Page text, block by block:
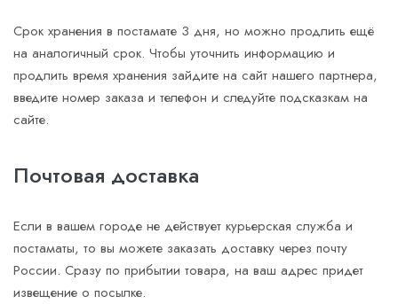
Срок хранения в постамате 3 дня, но можно продлить ещё
на аналогичный срок. Чтобы уточнить информацию и
продлить время хранения зайдите на сайт нашего партнера,
введите номер заказа и телефон и следуйте подсказкам на
сайте.
Почтовая доставка
Если в вашем городе не действует курьерская служба и
постаматы, то вы можете заказать доставку через почту
России. Сразу по прибытии товара, на ваш адрес придет
извещение о посылке.